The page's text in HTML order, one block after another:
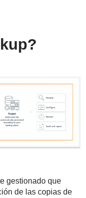
gestionado que
de las copias de